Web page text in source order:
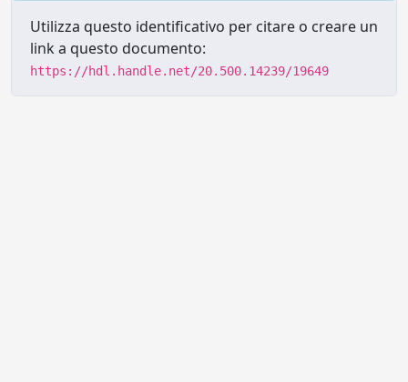
Utilizza questo identificativo per citare o creare un
link a questo documento:
https://hdl.handle.net/20.500.14239/19649